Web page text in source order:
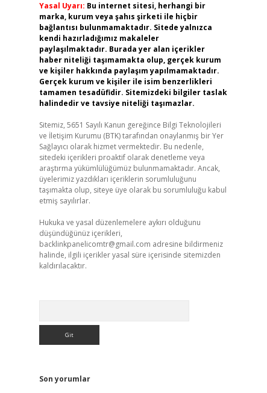
Yasal Uyarı: Bu internet sitesi, herhangi bir
marka, kurum veya şahıs şirketi ile hiçbir
bağlantısı bulunmamaktadır. Sitede yalnızca
kendi hazırladığımız makaleler
paylaşılmaktadır. Burada yer alan içerikler
haber niteliği taşımamakta olup, gerçek kurum
ve kişiler hakkında paylaşım yapılmamaktadır.
Gerçek kurum ve kişiler ile isim benzerlikleri
tamamen tesadüfidir. Sitemizdeki bilgiler taslak
halindedir ve tavsiye niteliği taşımazlar.
Sitemiz, 5651 Sayılı Kanun gereğince Bilgi Teknolojileri
ve İletişim Kurumu (BTK) tarafından onaylanmış bir Yer
Sağlayıcı olarak hizmet vermektedir. Bu nedenle,
sitedeki içerikleri proaktif olarak denetleme veya
araştırma yükümlülüğümüz bulunmamaktadır. Ancak,
üyelerimiz yazdıkları içeriklerin sorumluluğunu
taşımakta olup, siteye üye olarak bu sorumluluğu kabul
etmiş sayılırlar.
Hukuka ve yasal düzenlemelere aykırı olduğunu
düşündüğünüz içerikleri,
backlinkpanelicomtr@gmail.com adresine bildirmeniz
halinde, ilgili içerikler yasal süre içerisinde sitemizden
kaldırılacaktır.
Son yorumlar